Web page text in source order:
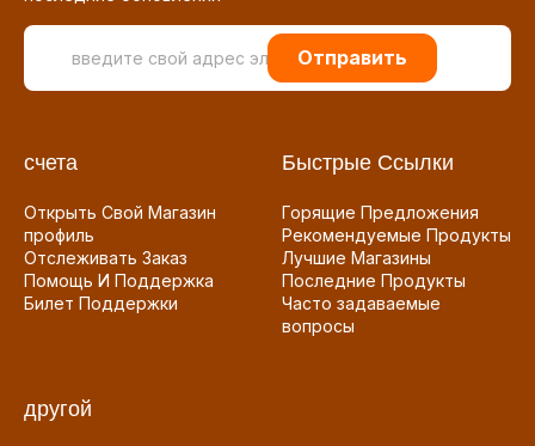
Отправить
счета
Открыть Свой Магазин
профиль
Отслеживать Заказ
Помощь И Поддержка
Билет Поддержки
Быстрые Ссылки
Горящие Предложения
Рекомендуемые Продукты
Лучшие Магазины
Последние Продукты
Часто задаваемые
вопросы
другой